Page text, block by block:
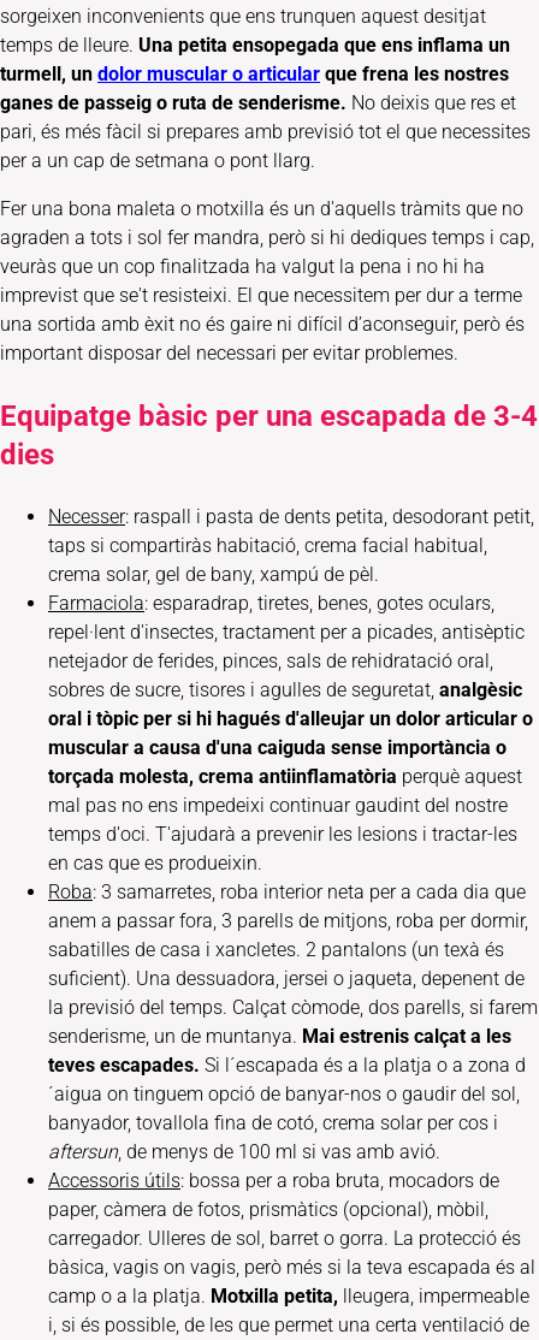
sorgeixen inconvenients que ens trunquen aquest desitjat
temps de lleure. Una petita ensopegada que ens inflama un
turmell, un dolor muscular o articular que frena les nostres
ganes de passeig o ruta de senderisme. No deixis que res et
pari, és més fàcil si prepares amb previsió tot el que necessites
per a un cap de setmana o pont llarg.
Fer una bona maleta o motxilla és un d'aquells tràmits que no
agraden a tots i sol fer mandra, però si hi dediques temps i cap,
veuràs que un cop finalitzada ha valgut la pena i no hi ha
imprevist que se't resisteixi. El que necessitem per dur a terme
una sortida amb èxit no és gaire ni difícil d’aconseguir, però és
important disposar del necessari per evitar problemes.
Equipatge bàsic per una escapada de 3-4
dies
Necesser: raspall i pasta de dents petita, desodorant petit,
taps si compartiràs habitació, crema facial habitual,
crema solar, gel de bany, xampú de pèl.
Farmaciola: esparadrap, tiretes, benes, gotes oculars,
repel·lent d'insectes, tractament per a picades, antisèptic
netejador de ferides, pinces, sals de rehidratació oral,
sobres de sucre, tisores i agulles de seguretat, analgèsic
oral i tòpic per si hi hagués d'alleujar un dolor articular o
muscular a causa d'una caiguda sense importància o
torçada molesta, crema antiinflamatòria perquè aquest
mal pas no ens impedeixi continuar gaudint del nostre
temps d'oci. T'ajudarà a prevenir les lesions i tractar-les
en cas que es produeixin.
Roba: 3 samarretes, roba interior neta per a cada dia que
anem a passar fora, 3 parells de mitjons, roba per dormir,
sabatilles de casa i xancletes. 2 pantalons (un texà és
suficient). Una dessuadora, jersei o jaqueta, depenent de
la previsió del temps. Calçat còmode, dos parells, si farem
senderisme, un de muntanya. Mai estrenis calçat a les
teves escapades. Si l´escapada és a la platja o a zona d
´aigua on tinguem opció de banyar-nos o gaudir del sol,
banyador, tovallola fina de cotó, crema solar per cos i
aftersun, de menys de 100 ml si vas amb avió.
Accessoris útils: bossa per a roba bruta, mocadors de
paper, càmera de fotos, prismàtics (opcional), mòbil,
carregador. Ulleres de sol, barret o gorra. La protecció és
bàsica, vagis on vagis, però més si la teva escapada és al
camp o a la platja. Motxilla petita, lleugera, impermeable
i, si és possible, de les que permet una certa ventilació de